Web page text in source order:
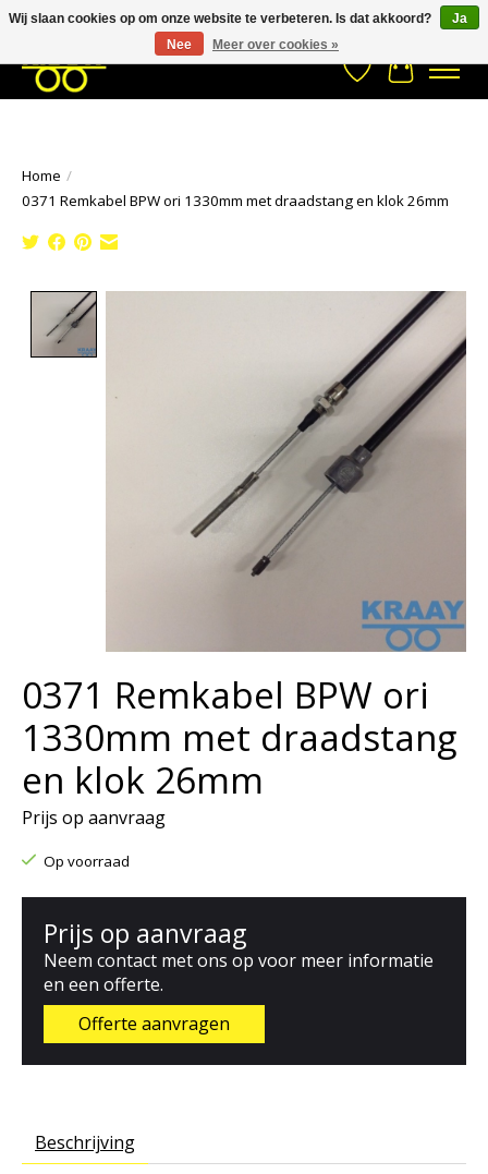
033- 2470 538 info@kraaybv.com Stuur een Whatsapp bericht
Verlanglijst
Home /
0371 Remkabel BPW ori 1330mm met draadstang en klok 26mm
0371 Remkabel BPW ori
1330mm met draadstang
en klok 26mm
Prijs op aanvraag
Op voorraad
Prijs op aanvraag
Neem contact met ons op voor meer informatie
en een offerte.
Offerte aanvragen
Beschrijving
Wij slaan cookies op om onze website te verbeteren. Is dat akkoord?
Ja
Nee
Meer over cookies »